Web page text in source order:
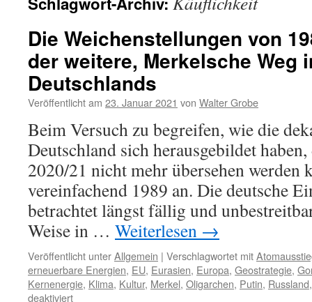
Die Weichenstellungen von
der weitere, Merkelsche Weg
Deutschlands
Veröffentlicht am 23. Januar 2021 von Walter Grobe
Beim Versuch zu begreifen, wie die
Deutschland sich herausgebildet
2020/21 nicht mehr übersehen werden
vereinfachend 1989 an. Die deutsche
betrachtet längst fällig und
Weise in … Weiterlesen →
Veröffentlicht unterAllgemein | Verschlagwortet mit
erneuerbare Energien, EU, Eurasien, Europa, Geostrategie,
Kernenergie, Klima, Kultur, Merkel, Oligarchen, Putin, Russland
deaktiviertfür